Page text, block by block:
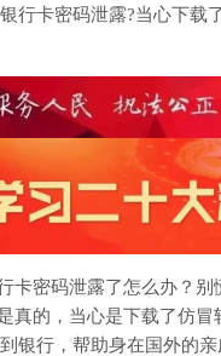
行卡密码泄露?当心下载
卡密码泄露了怎么办？别
真的，当心是下载了仿
银行，帮助身在国外的